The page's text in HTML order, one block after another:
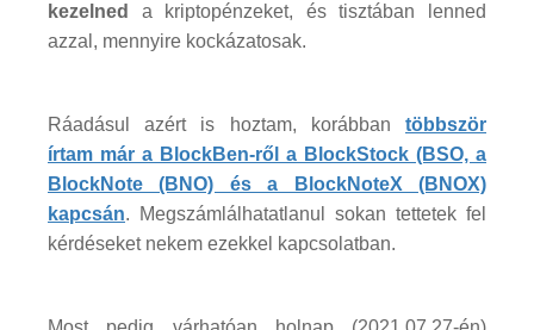
kezelned
a kriptopénzeket, és tisztában lenned
azzal, mennyire kockázatosak.
Ráadásul azért is hoztam, korábban többször
írtam már a BlockBen-ről a BlockStock (BSO, a
BlockNote (BNO) és a BlockNoteX (BNOX)
kapcsán. Megszámlálhatatlanul sokan tettetek fel
kérdéseket nekem ezekkel kapcsolatban.